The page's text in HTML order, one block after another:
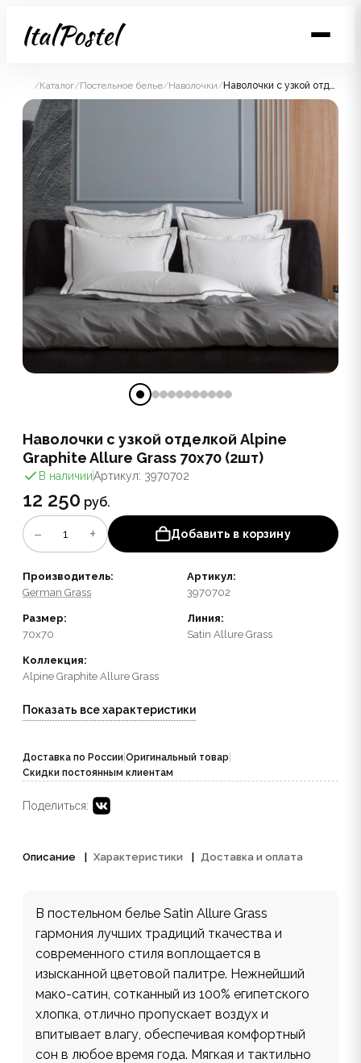
/Каталог/Постельное белье/Наволочки/ Наволочки с узкой отделкой Alpine Graphite Allure Grass 70х70 (2шт)
Наволочки с узкой отделкой Alpine
Graphite Allure Grass 70х70 (2шт)
В наличииАртикул: 3970702
12 250 руб.
− 1 + Добавить в корзину
Производитель:
German Grass
Артикул:
3970702
Размер:
70x70
Линия:
Satin Allure Grass
Коллекция:
Alpine Graphite Allure Grass
Показать все характеристики
Доставка по России Оригинальный товар
Скидки постоянным клиентам
Поделиться:
Описание Характеристики Доставка и оплата
В постельном белье Satin Allure Grass
гармония лучших традиций ткачества и
современного стиля воплощается в
изысканной цветовой палитре. Нежнейший
мако-сатин, сотканный из 100% египетского
хлопка, отлично пропускает воздух и
впитывает влагу, обеспечивая комфортный
сон в любое время года. Мягкая и тактильно